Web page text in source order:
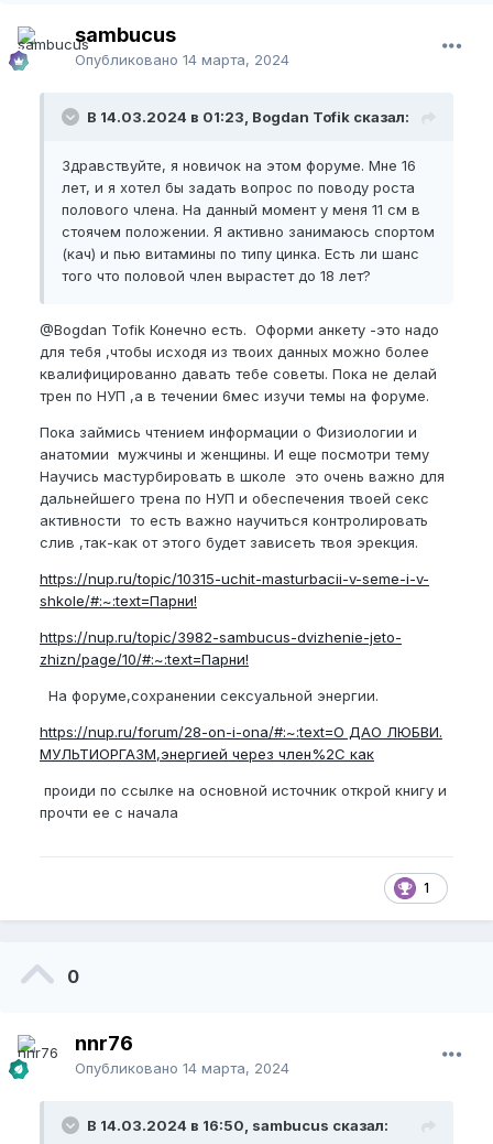
sambucus
Опубликовано 14 марта, 2024
В 14.03.2024 в 01:23, Bogdan Tofik сказал:
Здравствуйте, я новичок на этом форуме. Мне 16
лет, и я хотел бы задать вопрос по поводу роста
полового члена. На данный момент у меня 11 см в
стоячем положении. Я активно занимаюсь спортом
(кач) и пью витамины по типу цинка. Есть ли шанс
того что половой член вырастет до 18 лет?
@Bogdan Tofik Конечно есть. Оформи анкету -это надо
для тебя ,чтобы исходя из твоих данных можно более
квалифицированно давать тебе советы. Пока не делай
трен по НУП ,а в течении 6мес изучи темы на форуме.
Пока займись чтением информации о Физиологии и
анатомии мужчины и женщины. И еще посмотри тему
Научись мастурбировать в школе это очень важно для
дальнейшего трена по НУП и обеспечения твоей секс
активности то есть важно научиться контролировать
слив ,так-как от этого будет зависеть твоя эрекция.
https://nup.ru/topic/10315-uchit-masturbacii-v-seme-i-v-
shkole/#:~:text=Парни!
https://nup.ru/topic/3982-sambucus-dvizhenie-jeto-
zhizn/page/10/#:~:text=Парни!
На форуме,сохранении сексуальной энергии.
https://nup.ru/forum/28-on-i-ona/#:~:text=О ДАО ЛЮБВИ.
МУЛЬТИОРГАЗМ,энергией через член%2C как
проиди по ссылке на основной источник открой книгу и
прочти ее с начала
1
0
nnr76
Опубликовано 14 марта, 2024
В 14.03.2024 в 16:50, sambucus сказал: